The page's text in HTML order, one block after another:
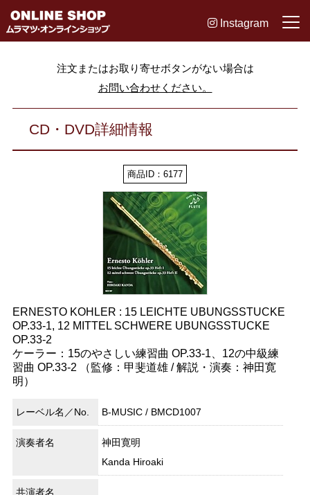
Instagram
注文またはお取り寄せボタンがない場合は
お問い合わせください。
CD・DVD詳細情報
商品ID：6177
ERNESTO KOHLER : 15 LEICHTE UBUNGSSTUCKE
OP.33-1, 12 MITTEL SCHWERE UBUNGSSTUCKE
OP.33-2
ケーラー：15のやさしい練習曲 OP.33-1、12の中級練
習曲 OP.33-2 （監修：甲斐道雄 / 解説・演奏：神田寛
明）
レーベル名／No. B-MUSIC / BMCD1007
演奏者名
神田寛明
Kanda Hiroaki
共演者名